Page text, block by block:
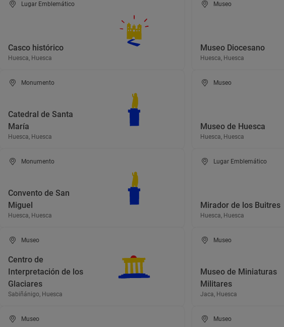
Lugar Emblemático
Casco histórico
Huesca, Huesca
Museo
Museo Diocesano
Huesca, Huesca
Monumento
Catedral de Santa
María
Huesca, Huesca
Museo
Museo de Huesca
Huesca, Huesca
Monumento
Convento de San
Miguel
Huesca, Huesca
Lugar Emblemático
Mirador de los Buitres
Huesca, Huesca
Museo
Centro de
Interpretación de los
Glaciares
Sabiñánigo, Huesca
Museo
Museo de Miniaturas
Militares
Jaca, Huesca
Museo Museo